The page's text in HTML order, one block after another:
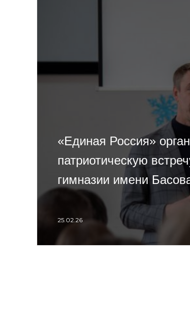
«Единая Россия»
патриотическую
гимназии имени
25.02.26